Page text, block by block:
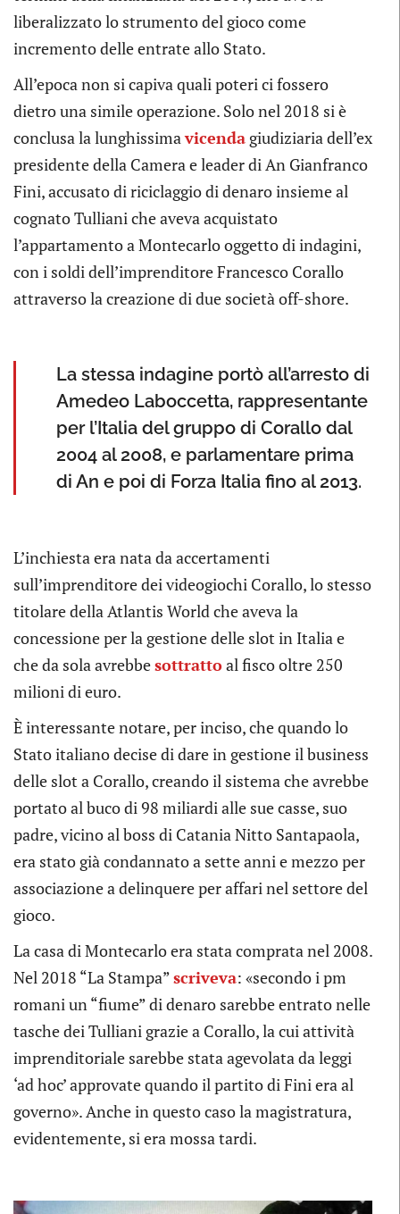
liberalizzato lo strumento del gioco come
incremento delle entrate allo Stato.
All’epoca non si capiva quali poteri ci fossero
dietro una simile operazione. Solo nel 2018 si è
conclusa la lunghissimavicenda giudiziaria dell’ex
presidente della Camera e leader di An Gianfranco
Fini, accusato di riciclaggio di denaro insieme al
cognato Tulliani che aveva acquistato
l’appartamento a Montecarlo oggetto di indagini,
con i soldi dell’imprenditore Francesco Corallo
attraverso la creazione di due società off-shore.
La stessa indagine portò all’arresto di
Amedeo Laboccetta, rappresentante
per l’Italia del gruppo di Corallo dal
2004 al 2008, e parlamentare prima
di An e poi di Forza Italia fino al 2013.
L’inchiesta era nata da accertamenti
sull’imprenditore dei videogiochi Corallo, lo stesso
titolare della Atlantis World che aveva la
concessione per la gestione delle slot in Italia e
che da sola avrebbesottrattoal fisco oltre 250
milioni di euro.
È interessante notare, per inciso, che quando lo
Stato italiano decise di dare in gestione il business
delle slot a Corallo, creando il sistema che avrebbe
portato al buco di 98 miliardi alle sue casse, suo
padre, vicino al boss di Catania Nitto Santapaola,
era stato già condannato a sette anni e mezzo per
associazione a delinquere per affari nel settore del
gioco.
La casa di Montecarlo era stata comprata nel 2008.
Nel 2018 “La Stampa”scriveva: «secondo i pm
romani un “fiume” di denaro sarebbe entrato nelle
tasche dei Tulliani grazie a Corallo, la cui attività
imprenditoriale sarebbe stata agevolata da leggi
‘ad hoc’ approvate quando il partito di Fini era al
governo». Anche in questo caso la magistratura,
evidentemente, si era mossa tardi.